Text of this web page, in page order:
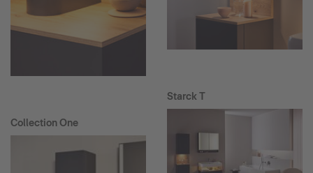
Collection One
Starck T